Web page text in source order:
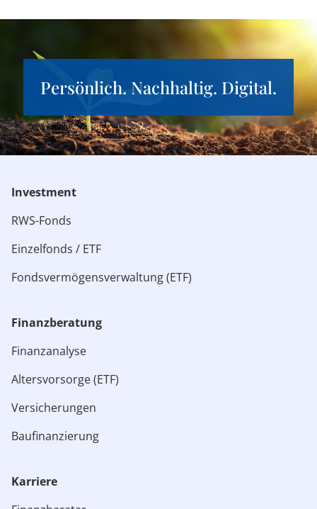
Persönlich. Nachhaltig. Digital.
Investment
RWS-Fonds
Einzelfonds / ETF
Fondsvermögensverwaltung (ETF)
Finanzberatung
Finanzanalyse
Altersvorsorge (ETF)
Versicherungen
Baufinanzierung
Karriere